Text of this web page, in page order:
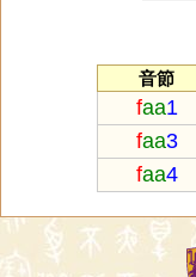
音節
faa1
faa3
faa4